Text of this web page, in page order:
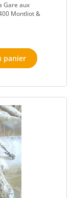
Gare aux
Montliot &